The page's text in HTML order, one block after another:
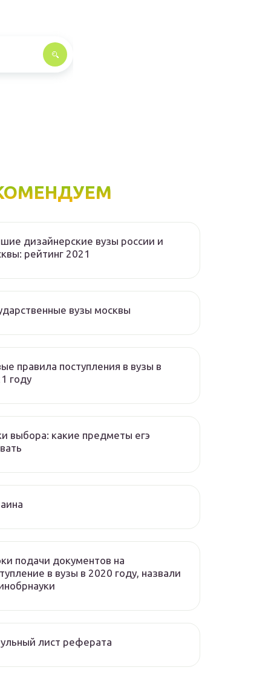
дизайнерские вузы россии и
рейтинг 2021
вузы москвы
правила поступления в вузы в
году
выбора: какие предметы егэ
подачи документов на
в вузы в 2020 году, назвали
лист реферата